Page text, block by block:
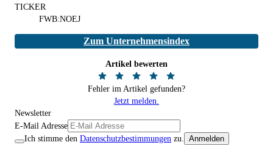
TICKER
FWB:NOEJ
Zum Unternehmensindex
Artikel bewerten
Fehler im Artikel gefunden?
Jetzt melden.
Newsletter
E-Mail Adresse
Ich stimme den Datenschutzbestimmungen zu. Anmelden